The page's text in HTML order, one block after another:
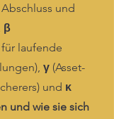
und
β
laufende
γ (Asset-
und κ
und wie sie sich